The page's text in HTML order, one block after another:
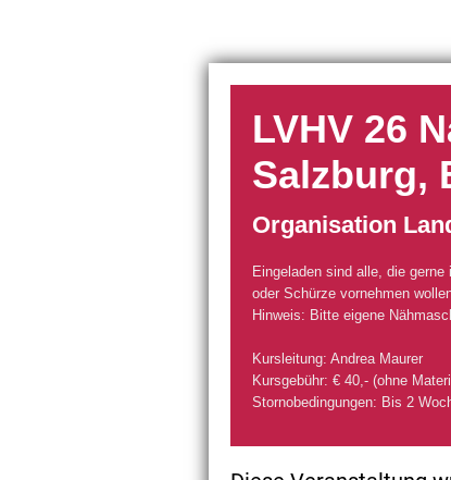
LVHV 26
Salzburg,
Organisation
Eingeladen sind alle, die
oder Schürze vornehmen
Hinweis: Bitte eigene
Kursleitung: Andrea Maurer
Kursgebühr: € 40,- (ohne
Stornobedingungen: Bis 2